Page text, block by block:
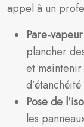
appel à un
Pare-
plancher
et maintenir
Pose de
les